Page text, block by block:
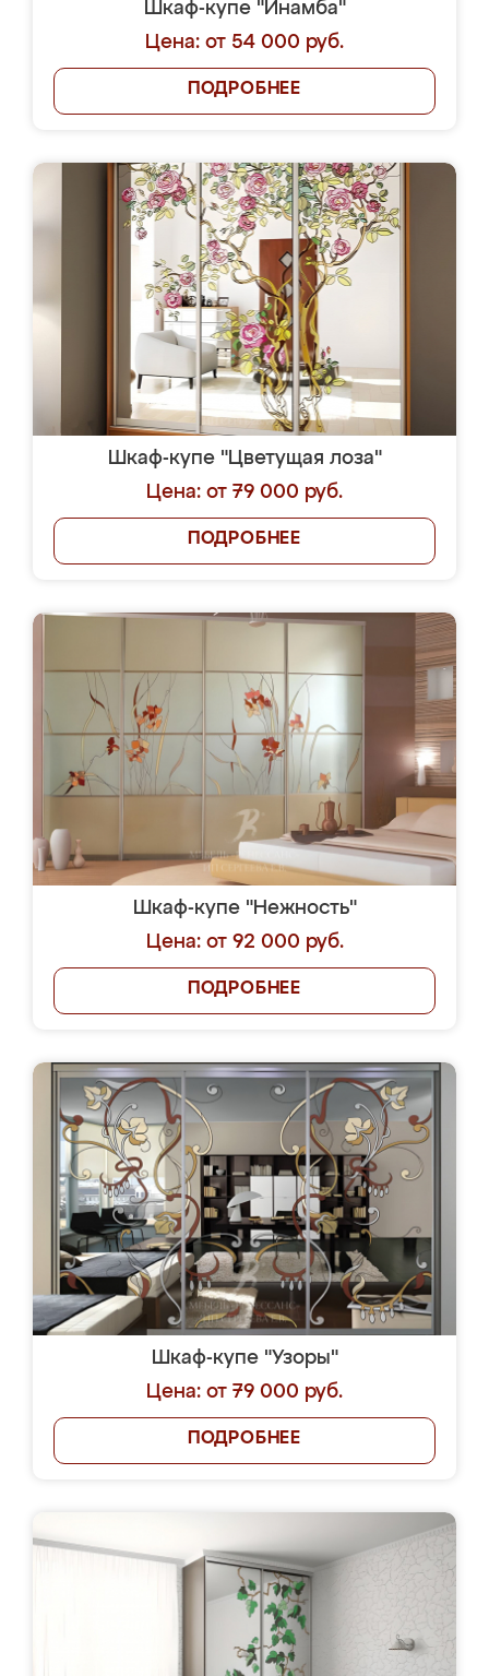
Шкаф-купе "Инамба"
Цена: от 54 000 руб.
ПОДРОБНЕЕ
Шкаф-купе "Цветущая лоза"
Цена: от 79 000 руб.
ПОДРОБНЕЕ
Шкаф-купе "Нежность"
Цена: от 92 000 руб.
ПОДРОБНЕЕ
Шкаф-купе "Узоры"
Цена: от 79 000 руб.
ПОДРОБНЕЕ